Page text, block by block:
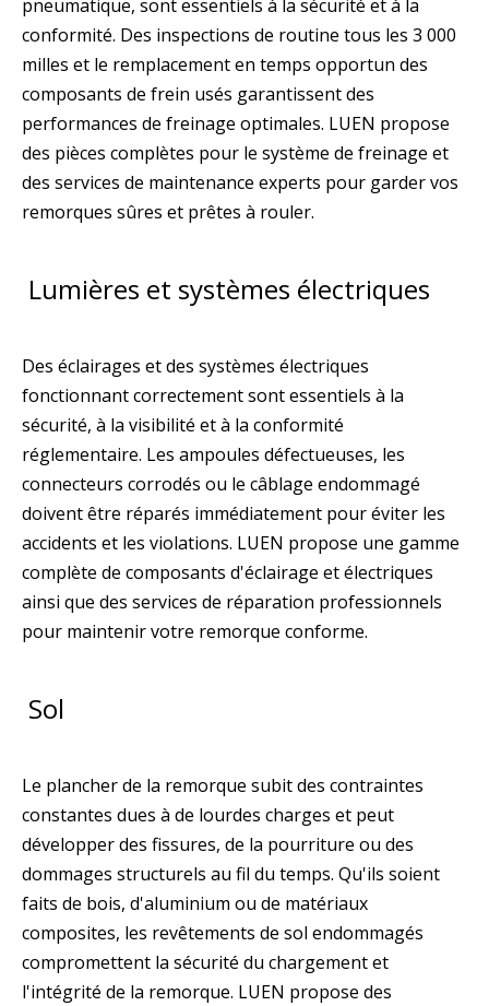
pneumatique, sont essentiels à la sécurité et à la
conformité. Des inspections de routine tous les 3 000
milles et le remplacement en temps opportun des
composants de frein usés garantissent des
performances de freinage optimales. LUEN propose
des pièces complètes pour le système de freinage et
des services de maintenance experts pour garder vos
remorques sûres et prêtes à rouler.
Lumières et systèmes électriques
Des éclairages et des systèmes électriques
fonctionnant correctement sont essentiels à la
sécurité, à la visibilité et à la conformité
réglementaire. Les ampoules défectueuses, les
connecteurs corrodés ou le câblage endommagé
doivent être réparés immédiatement pour éviter les
accidents et les violations. LUEN propose une gamme
complète de composants d'éclairage et électriques
ainsi que des services de réparation professionnels
pour maintenir votre remorque conforme.
Sol
Le plancher de la remorque subit des contraintes
constantes dues à de lourdes charges et peut
développer des fissures, de la pourriture ou des
dommages structurels au fil du temps. Qu'ils soient
faits de bois, d'aluminium ou de matériaux
composites, les revêtements de sol endommagés
compromettent la sécurité du chargement et
l'intégrité de la remorque. LUEN propose des